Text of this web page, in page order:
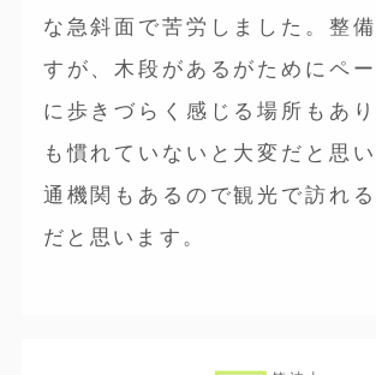
な急斜面で苦労しました。整
すが、木段があるがためにペ
に歩きづらく感じる場所もあ
も慣れていないと大変だと思
通機関もあるので観光で訪れ
だと思います。